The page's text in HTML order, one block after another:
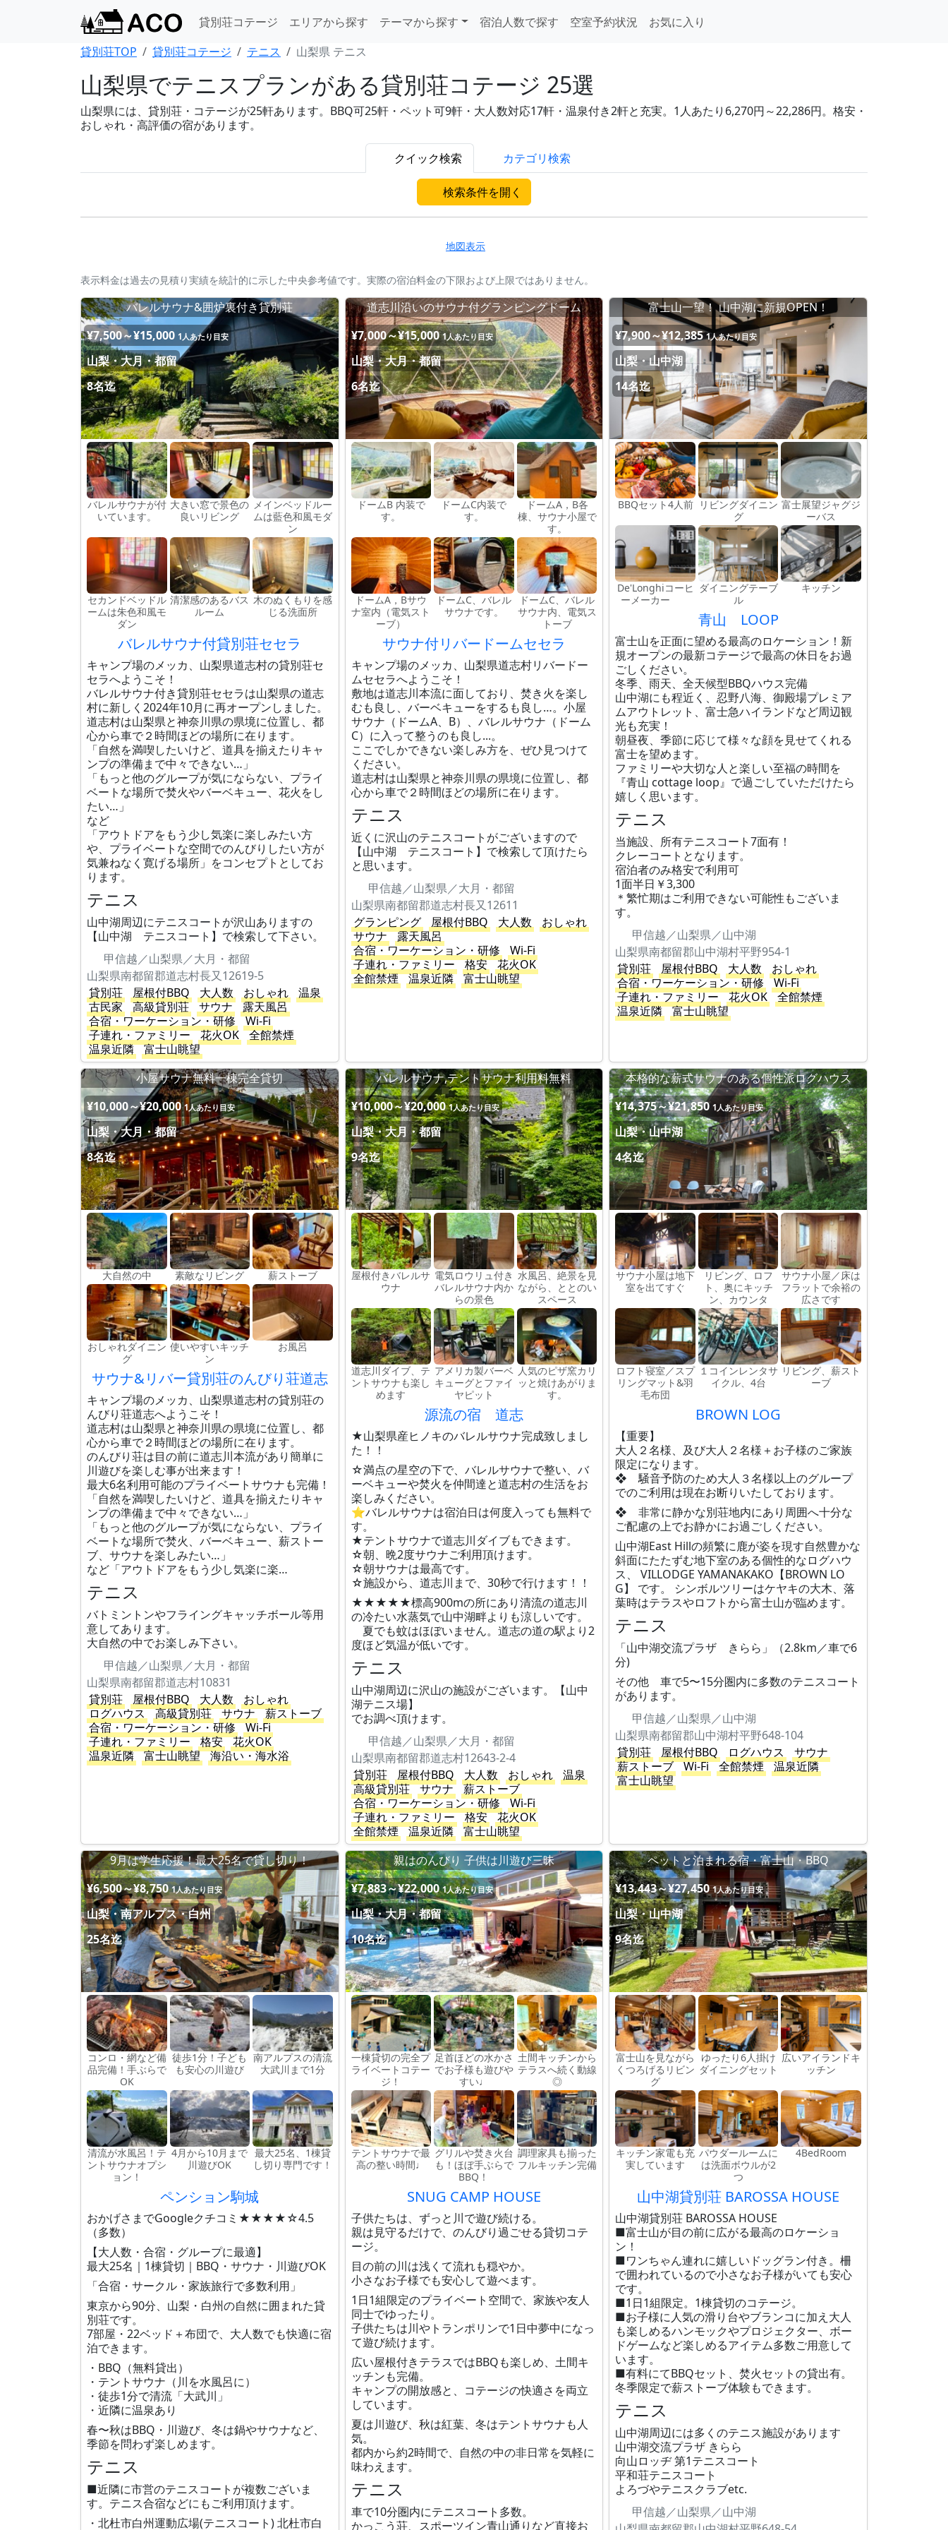
貸別荘コテージ エリアから探す テーマから探す 宿泊人数で探す 空室予約状況
お気に入り
貸別荘TOP
貸別荘コテージ テニス 山梨県 テニス
山梨県でテニスプランがある貸別荘コテージ 25選
山梨県には、貸別荘・コテージが25軒あります。BBQ可25軒・ペット可9軒・大人数対応17軒・温泉付き2軒と充実。1人あたり6,270円～22,286円。格安・
おしゃれ・高評価の宿があります。
クイック検索 カテゴリ検索
検索条件を開く
地図表示
表示料金は過去の見積り実績を統計的に示した中央参考値です。実際の宿泊料金の下限および上限ではありません。
バレルサウナ&囲炉裏付き貸別荘
¥7,500～¥15,000 1人あたり目安
山梨・大月・都留
8名迄
バレルサウナが付
いています。
大きい窓で景色の
良いリビング
メインベッドルー
ムは藍色和風モダ
ン
セカンドベッドル
ームは朱色和風モ
ダン
清潔感のあるバス
ルーム
木のぬくもりを感
じる洗面所
バレルサウナ付貸別荘セセラ
キャンプ場のメッカ、山梨県道志村の貸別荘セ
セラへようこそ！
バレルサウナ付き貸別荘セセラは山梨県の道志
村に新しく2024年10月に再オープンしました。
道志村は山梨県と神奈川県の県境に位置し、都
心から車で２時間ほどの場所に在ります。
「自然を満喫したいけど、道具を揃えたりキャ
ンプの準備まで中々できない…」
「もっと他のグループが気にならない、プライ
ベートな場所で焚火やバーベキュー、花火をし
たい…」
など
「アウトドアをもう少し気楽に楽しみたい方
や、プライベートな空間でのんびりしたい方が
気兼ねなく寛げる場所」をコンセプトとしてお
ります。
テニス
山中湖周辺にテニスコートが沢山ありますの
【山中湖 テニスコート】で検索して下さい。
甲信越／山梨県／大月・都留
山梨県南都留郡道志村長又12619-5
貸別荘
屋根付BBQ 大人数 おしゃれ
温泉
古民家
高級貸別荘 サウナ
露天風呂
合宿・ワーケーション・研修
Wi-Fi
子連れ・ファミリー
花火OK
全館禁煙
温泉近隣
富士山眺望
道志川沿いのサウナ付グランピングドーム
¥7,000～¥15,000 1人あたり目安
山梨・大月・都留
6名迄
ドームB 内装で
す。
ドームC内装で
す。
ドームA，B各
棟、サウナ小屋で
す。
ドームA，Bサウ
ナ室内（電気スト
ーブ）
ドームC、バレル
サウナです。
ドームC、バレル
サウナ内、電気ス
トーブ
サウナ付リバードームセセラ
キャンプ場のメッカ、山梨県道志村リバードー
ムセセラへようこそ！
敷地は道志川本流に面しており、​焚き火を楽し
むも良し、バーベキューをするも良し…。小屋
サウナ（ドームA、B）、バレルサウナ（ドーム
C）に入って整うのも良し...。
ここでしかできない楽しみ方を、ぜひ見つけて
ください。
道志村は山梨県と神奈川県の県境に位置し、都
心から車で２時間ほどの場所に在ります。
テニス
近くに沢山のテニスコートがございますので
【山中湖 テニスコート】で検索して頂けたら
と思います。
甲信越／山梨県／大月・都留
山梨県南都留郡道志村長又12611
グランピング
屋根付BBQ 大人数
おしゃれ
サウナ
露天風呂
合宿・ワーケーション・研修
Wi-Fi
子連れ・ファミリー
格安
花火OK
全館禁煙
温泉近隣 富士山眺望
富士山一望！ 山中湖に新規OPEN！
¥7,900～¥12,385 1人あたり目安
山梨・山中湖
14名迄
BBQセット4人前
リビングダイニン
グ
富士展望ジャグジ
ーバス
De'Longhiコーヒ
ーメーカー
ダイニングテーブ
ル
キッチン
青山 LOOP
富士山を正面に望める最高のロケーション！新
規オープンの最新コテージで最高の休日をお過
ごしください。
冬季、雨天、全天候型BBQハウス完備
山中湖にも程近く、忍野八海、御殿場プレミア
ムアウトレット、富士急ハイランドなど周辺観
光も充実！
朝昼夜、季節に応じて様々な顔を見せてくれる
富士を望めます。
ファミリーや大切な人と楽しい至福の時間を
『青山 cottage loop』で過ごしていただけたら
嬉しく思います。
テニス
当施設、所有テニスコート7面有！
クレーコートとなります。
宿泊者のみ格安で利用可
1面半日￥3,300
＊繁忙期はご利用できない可能性もございま
す。
甲信越／山梨県／山中湖
山梨県南都留郡山中湖村平野954-1
貸別荘
屋根付BBQ 大人数
おしゃれ
合宿・ワーケーション・研修
Wi-Fi
子連れ・ファミリー
花火OK
全館禁煙
温泉近隣
富士山眺望
小屋サウナ無料一棟完全貸切
¥10,000～¥20,000 1人あたり目安
山梨・大月・都留
8名迄
大自然の中 素敵なリビング 薪ストーブ
おしゃれダイニン
グ
使いやすいキッチ
ン
お風呂
サウナ&リバー貸別荘のんびり荘道志
キャンプ場のメッカ、山梨県道志村の貸別荘の
んびり荘道志へようこそ！
道志村は山梨県と神奈川県の県境に位置し、都
心から車で２時間ほどの場所に在ります。
のんびり荘は目の前に道志川本流があり簡単に
川遊びを楽しむ事が出来ます！
最大6名利用可能のプライベートサウナも完備！
「自然を満喫したいけど、道具を揃えたりキャ
ンプの準備まで中々できない…」
「もっと他のグループが気にならない、プライ
ベートな場所で焚火、バーベキュー、薪ストー
ブ、サウナを楽しみたい…」
など「アウトドアをもう少し気楽に楽…
テニス
バトミントンやフライングキャッチボール等用
意してあります。
大自然の中でお楽しみ下さい。
甲信越／山梨県／大月・都留
山梨県南都留郡道志村10831
貸別荘
屋根付BBQ 大人数
おしゃれ
ログハウス
高級貸別荘 サウナ
薪ストーブ
合宿・ワーケーション・研修
Wi-Fi
子連れ・ファミリー
格安
花火OK
温泉近隣
富士山眺望 海沿い・海水浴
バレルサウナ,テントサウナ利用料無料
¥10,000～¥20,000 1人あたり目安
山梨・大月・都留
9名迄
屋根付きバレルサ
ウナ
電気ロウリュ付き
バレルサウナ内か
らの景色
水風呂、絶景を見
ながら、ととのい
スペース
道志川ダイブ、テ
ントサウナも楽し
めます
アメリカ製バーベ
キューグとファイ
ヤピット
人気のピザ窯カリ
ッと焼けあがりま
す。
源流の宿 道志
★山梨県産ヒノキのバレルサウナ完成致しまし
た！！
☆満点の星空の下で、バレルサウナで整い、バ
ーベキューや焚火を仲間達と道志村の生活をお
楽しみください。
⭐️バレルサウナは宿泊日は何度入っても無料で
す。
★テントサウナで道志川ダイブもできます。
☆朝、晩2度サウナご利用頂けます。
☆朝サウナは最高です。
☆施設から、道志川まで、30秒で行けます！！
★★★★★標高900mの所にあり清流の道志川
の冷たい水蒸気で山中湖畔よりも涼しいです。
夏でも蚊はほぼいません。道志の道の駅より2
度ほど気温が低いです。
テニス
山中湖周辺に沢山の施設がございます。【山中
湖テニス場】
でお調べ頂けます。
甲信越／山梨県／大月・都留
山梨県南都留郡道志村12643-2-4
貸別荘
屋根付BBQ 大人数 おしゃれ
温泉
高級貸別荘
サウナ
薪ストーブ
合宿・ワーケーション・研修
Wi-Fi
子連れ・ファミリー
格安
花火OK
全館禁煙
温泉近隣 富士山眺望
本格的な薪式サウナのある個性派ログハウス
¥14,375～¥21,850 1人あたり目安
山梨・山中湖
4名迄
サウナ小屋は地下
室を出てすぐ
リビング、ロフ
ト、奥にキッチ
ン、カウンタ
サウナ小屋／床は
フラットで余裕の
広さです
ロフト寝室／スプ
リングマット&羽
毛布団
１コインレンタサ
イクル、4台
リビング、薪スト
ーブ
BROWN LOG
【重要】
大人２名様、及び大人２名様＋お子様のご家族
限定になります。
❖ 騒音予防のため大人３名様以上のグループ
でのご利用は現在お断りいたしております。
❖ 非常に静かな別荘地内にあり周囲へ十分な
ご配慮の上でお静かにお過ごしください。
山中湖East Hillの頻繁に鹿が姿を現す自然豊かな
斜面にたたずむ地下室のある個性的なログハウ
ス、 VILLODGE YAMANAKAKO【BROWN LO
G】 です。 シンボルツリーはケヤキの大木、落
葉時はテラスやロフトから富士山が臨めます。
テニス
「山中湖交流プラザ きらら」（2.8km／車で6
分)
その他 車で5〜15分圏内に多数のテニスコート
があります。
甲信越／山梨県／山中湖
山梨県南都留郡山中湖村平野648-104
貸別荘
屋根付BBQ ログハウス
サウナ
薪ストーブ
Wi-Fi 全館禁煙
温泉近隣
富士山眺望
9月は学生応援！最大25名で貸し切り！
¥6,500～¥8,750 1人あたり目安
山梨・南アルプス・白州
25名迄
コンロ・網など備
品完備！手ぶらで
OK
徒歩1分！子ども
も安心の川遊び
南アルプスの清流
大武川まで1分
清流が水風呂！テ
ントサウナオプシ
ョン！
4月から10月まで
川遊びOK
最大25名、1棟貸
し切り専門です！
ペンション駒城
おかげさまでGoogleクチコミ★★★★☆4.5
（多数）
【大人数・合宿・グループに最適】
最大25名｜1棟貸切｜BBQ・サウナ・川遊びOK
「合宿・サークル・家族旅行で多数利用」
東京から90分、山梨・白州の自然に囲まれた貸
別荘です。
7部屋・22ベッド＋布団で、大人数でも快適に宿
泊できます。
・BBQ（無料貸出）
・テントサウナ（川を水風呂に）
・徒歩1分で清流「大武川」
・近隣に温泉あり
春〜秋はBBQ・川遊び、冬は鍋やサウナなど、
季節を問わず楽しめます。
テニス
■近隣に市営のテニスコートが複数ございま
す。テニス合宿などにもご利用頂けます。
・北杜市白州運動広場(テニスコート) 北杜市白
親はのんびり 子供は川遊び三昧
¥7,883～¥22,000 1人あたり目安
山梨・大月・都留
10名迄
一棟貸切の完全プ
ライベートコテー
ジ！
足首ほどの水かさ
でお子様も遊びや
すい♩
土間キッチンから
テラスへ続く動線
◎
テントサウナで最
高の整い時間♩
グリルや焚き火台
も！ほぼ手ぶらで
BBQ！
調理家具も揃った
フルキッチン完備
SNUG CAMP HOUSE
子供たちは、ずっと川で遊び続ける。
親は見守るだけで、のんびり過ごせる貸切コテ
ージ。
目の前の川は浅くて流れも穏やか。
小さなお子様でも安心して遊べます。
1日1組限定のプライベート空間で、家族や友人
同士でゆったり。
子供たちは川やトランポリンで1日中夢中になっ
て遊び続けます。
広い屋根付きテラスではBBQも楽しめ、土間キ
ッチンも完備。
キャンプの開放感と、コテージの快適さを両立
しています。
夏は川遊び、秋は紅葉、冬はテントサウナも人
気。
都内から約2時間で、自然の中の非日常を気軽に
味わえます。
テニス
車で10分圏内にテニスコート多数。
かっこう荘、スポーツイン青山通りなど直接お
ペットと泊まれる宿・富士山・BBQ
¥13,443～¥27,450 1人あたり目安
山梨・山中湖
9名迄
富士山を見ながら
くつろげるリビン
グ
ゆったり6人掛け
ダイニングセット
広いアイランドキ
ッチン
キッチン家電も充
実しています
パウダールームに
は洗面ボウルが2
つ
4BedRoom
山中湖貸別荘 BAROSSA HOUSE
山中湖貸別荘 BAROSSA HOUSE
■富士山が目の前に広がる最高のロケーショ
ン！
■ワンちゃん連れに嬉しいドッグラン付き。柵
で囲われているので小さなお子様がいても安心
です。
■1日1組限定。1棟貸切のコテージ。
■お子様に人気の滑り台やブランコに加え大人
も楽しめるハンモックやプロジェクター、ボー
ドゲームなど楽しめるアイテム多数ご用意して
います。
■有料にてBBQセット、焚火セットの貸出有。
冬季限定で薪ストーブ体験もできます。
テニス
山中湖周辺には多くのテニス施設があります
山中湖交流プラザ きらら
向山ロッヂ 第1テニスコート
平和荘テニスコート
よろづやテニスクラブetc.
甲信越／山梨県／山中湖